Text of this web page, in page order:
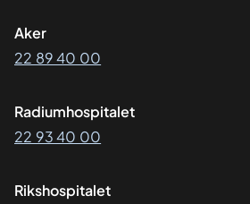
Aker
22 89 40 00
Radiumhospitalet
22 93 40 00
Rikshospitalet